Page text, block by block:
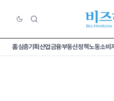
홈심층기획산업금융부동산정책노동소비